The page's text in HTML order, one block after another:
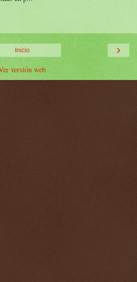
›
Inicio
versión web